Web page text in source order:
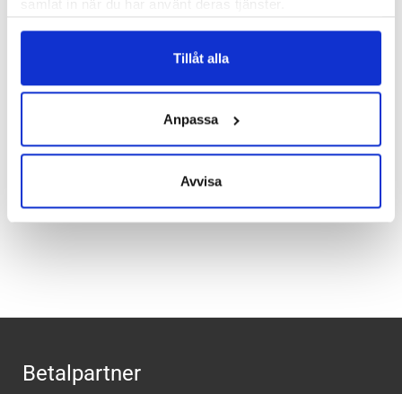
samlat in när du har använt deras tjänster.
Tillåt alla
Anpassa
Avvisa
Stockholm Hornstull Stockholm Odengatan
Recensioner
Betalpartner